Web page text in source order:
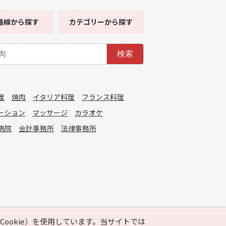
）を使用しています。当サイトでは
線から探す カテゴリーから探す
検索
焼肉 イタリア料理
フランス料理
ション マッサージ
カラオケ
院 会計事務所 法律事務所